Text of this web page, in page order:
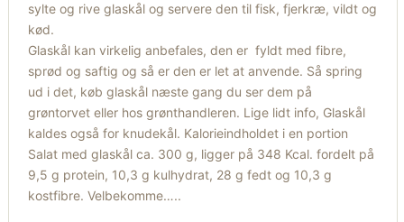
sylte og rive glaskål og servere den til fisk, fjerkræ, vildt og
kød.
Glaskål kan virkelig anbefales, den er fyldt med fibre,
sprød og saftig og så er den er let at anvende. Så spring
ud i det, køb glaskål næste gang du ser dem på
grøntorvet eller hos grønthandleren. Lige lidt info, Glaskål
kaldes også for knudekål. Kalorieindholdet i en portion
Salat med glaskål ca. 300 g, ligger på 348 Kcal. fordelt på
9,5 g protein, 10,3 g kulhydrat, 28 g fedt og 10,3 g
kostfibre. Velbekomme…..